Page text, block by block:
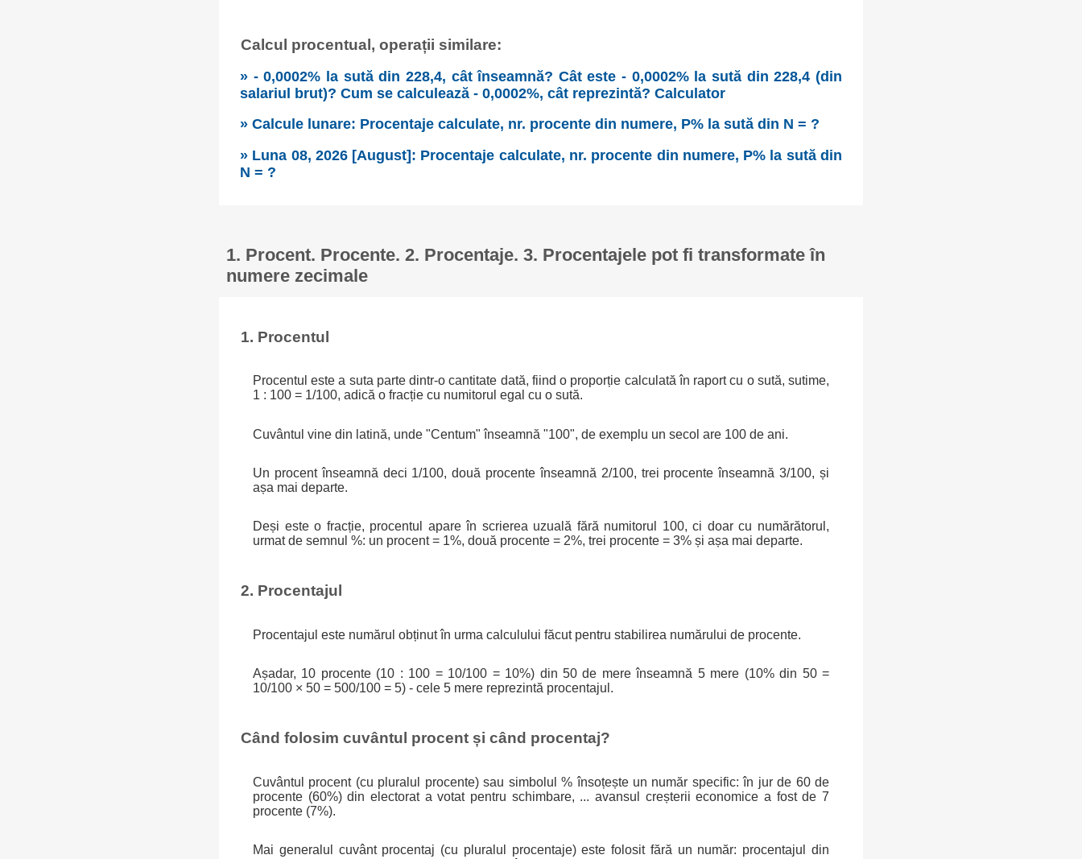
Calcul procentual, operații similare:
» - 0,0002% la sută din 228,4, cât înseamnă? Cât este - 0,0002% la sută din 228,4 (din
salariul brut)? Cum se calculează - 0,0002%, cât reprezintă? Calculator
» Calcule lunare: Procentaje calculate, nr. procente din numere, P% la sută din N = ?
» Luna 08, 2026 [August]: Procentaje calculate, nr. procente din numere, P% la sută din
N = ?
1. Procent. Procente. 2. Procentaje. 3. Procentajele pot fi transformate în
numere zecimale
1. Procentul
Procentul este a suta parte dintr-o cantitate dată, fiind o proporție calculată în raport cu o sută, sutime,
1 : 100 = 1/100, adică o fracție cu numitorul egal cu o sută.
Cuvântul vine din latină, unde "Centum" înseamnă "100", de exemplu un secol are 100 de ani.
Un procent înseamnă deci 1/100, două procente înseamnă 2/100, trei procente înseamnă 3/100, și
așa mai departe.
Deși este o fracție, procentul apare în scrierea uzuală fără numitorul 100, ci doar cu numărătorul,
urmat de semnul %: un procent = 1%, două procente = 2%, trei procente = 3% și așa mai departe.
2. Procentajul
Procentajul este numărul obținut în urma calculului făcut pentru stabilirea numărului de procente.
Așadar, 10 procente (10 : 100 = 10/100 = 10%) din 50 de mere înseamnă 5 mere (10% din 50 =
10/100 × 50 = 500/100 = 5) - cele 5 mere reprezintă procentajul.
Când folosim cuvântul procent și când procentaj?
Cuvântul procent (cu pluralul procente) sau simbolul % însoțește un număr specific: în jur de 60 de
procente (60%) din electorat a votat pentru schimbare, ... avansul creșterii economice a fost de 7
procente (7%).
Mai generalul cuvânt procentaj (cu pluralul procentaje) este folosit fără un număr: procentajul din